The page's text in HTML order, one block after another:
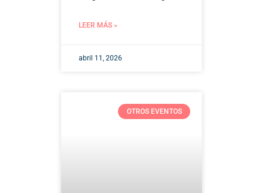
LEER MÁS »
abril 11, 2026
OTROS EVENTOS